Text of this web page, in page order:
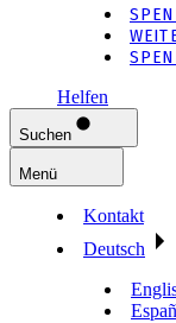
Helfen
Suchen
Menü
Kontakt
Deutsch